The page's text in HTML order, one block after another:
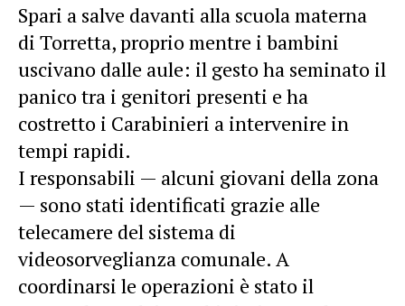
Spari a salve davanti alla scuola materna
di Torretta, proprio mentre i bambini
uscivano dalle aule: il gesto ha seminato il
panico tra i genitori presenti e ha
costretto i Carabinieri a intervenire in
tempi rapidi.
I responsabili — alcuni giovani della zona
— sono stati identificati grazie alle
telecamere del sistema di
videosorveglianza comunale. A
coordinarsi le operazioni è stato il